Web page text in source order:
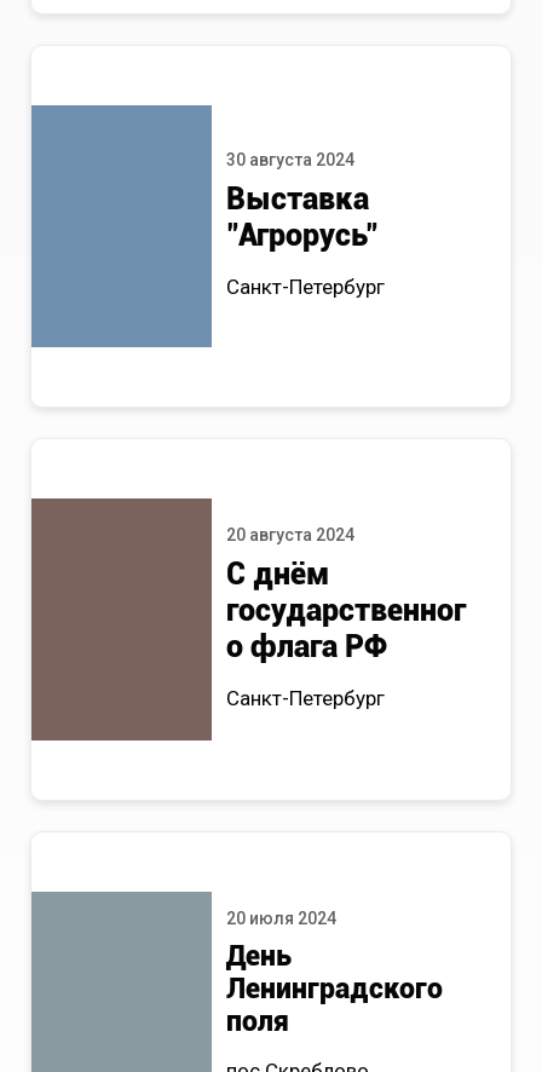
30 августа 2024
Выставка
"Агрорусь"
Санкт-Петербург
20 августа 2024
С днём
государственног
о флага РФ
Санкт-Петербург
20 июля 2024
День
Ленинградского
поля